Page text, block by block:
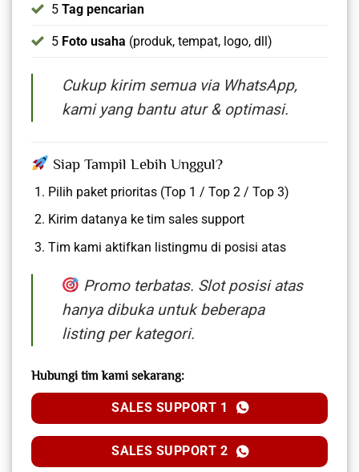
5 Tag pencarian
5 Foto usaha (produk, tempat, logo, dll)
Cukup kirim semua via WhatsApp,
kami yang bantu atur & optimasi.
Siap Tampil Lebih Unggul?
Pilih paket prioritas (Top 1 / Top 2 / Top 3)
Kirim datanya ke tim sales support
Tim kami aktifkan listingmu di posisi atas
Promo terbatas. Slot posisi atas
hanya dibuka untuk beberapa
listing per kategori.
Hubungi tim kami sekarang:
SALES SUPPORT 1
SALES SUPPORT 2